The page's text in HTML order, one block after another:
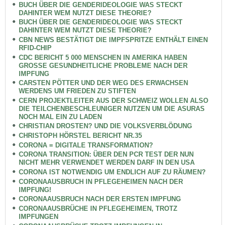
BUCH ÜBER DIE GENDERIDEOLOGIE WAS STECKT
DAHINTER WEM NUTZT DIESE THEORIE?
BUCH ÜBER DIE GENDERIDEOLOGIE WAS STECKT
DAHINTER WEM NUTZT DIESE THEORIE?
CBN NEWS BESTÄTIGT DIE IMPFSPRITZE ENTHÄLT EINEN
RFID-CHIP
CDC BERICHT 5 000 MENSCHEN IN AMERIKA HABEN
GROSSE GESUNDHEITLICHE PROBLEME NACH DER
IMPFUNG
CARSTEN PÖTTER UND DER WEG DES ERWACHSEN
WERDENS UM FRIEDEN ZU STIFTEN
CERN PROJEKTLEITER AUS DER SCHWEIZ WOLLEN ALSO
DIE TEILCHENBESCHLEUNIGER NUTZEN UM DIE ASURAS
NOCH MAL EIN ZU LADEN
CHRISTIAN DROSTEN? UND DIE VOLKSVERBLÖDUNG
CHRISTOPH HÖRSTEL BERICHT NR.35
CORONA = DIGITALE TRANSFORMATION?
CORONA TRANSITION: ÜBER DEN PCR TEST DER NUN
NICHT MEHR VERWENDET WERDEN DARF IN DEN USA
CORONA IST NOTWENDIG UM ENDLICH AUF ZU RÄUMEN?
CORONAAUSBRUCH IN PFLEGEHEIMEN NACH DER
IMPFUNG!
CORONAAUSBRUCH NACH DER ERSTEN IMPFUNG
CORONAAUSBRÜCHE IN PFLEGEHEIMEN, TROTZ
IMPFUNGEN